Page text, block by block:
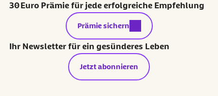
30 Euro Prämie für jede erfolgreiche Empfehlung
externer Link:
Prämie sichern
Ihr Newsletter für ein gesünderes Leben
Jetzt abonnieren